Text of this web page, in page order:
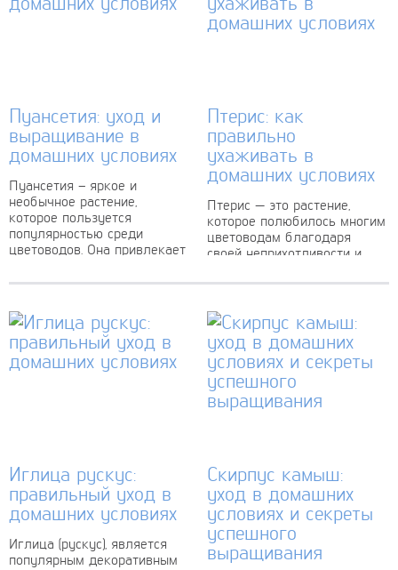
Пуансетия: уход и
выращивание в
домашних условиях
Пуансетия – яркое и
необычное растение,
которое пользуется
популярностью среди
цветоводов. Она привлекает
и сочными листьями, а
цветками различных
оттенков:...
Птерис: как
правильно
ухаживать в
домашних условиях
Птерис — это растение,
которое полюбилось многим
цветоводам благодаря
своей неприхотливости и
виду. Оно относится к
характеризуется густыми
листьями, которые...
Иглица рускус:
правильный уход в
домашних условиях
Иглица (рускус), является
популярным декоративным
Скирпус камыш:
уход в домашних
условиях и секреты
успешного
выращивания